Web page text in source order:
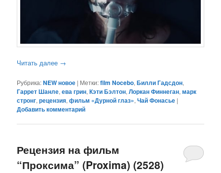
Читать далее →
Рубрика:NEW новое | Метки:film Nocebo,Билли Гадсдон,
Гаррет Шанле,ева грин,Кэти Бэлтон,Лоркан Финнеган,марк
стронг,рецензия,фильм «Дурной глаз»,Чай Фонасье |
Добавить комментарий
Рецензия на фильм
“Проксима” (Proxima) (2528)